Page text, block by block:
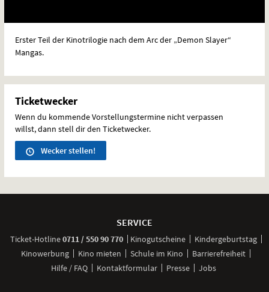
Erster Teil der Kinotrilogie nach dem Arc der „Demon Slayer“
Mangas.
Ticketwecker
Wenn du kommende Vorstellungstermine nicht verpassen
willst, dann stell dir den Ticketwecker.
Wecker stellen!
SERVICE
Ticket-Hotline0711 / 550 90 770anrufen
Kinogutscheine
Kindergeburtstag
Kinowerbung
Kino mieten Schule im Kino
Barrierefreiheit
Hilfe / FAQ
Kontaktformular Presse Jobs